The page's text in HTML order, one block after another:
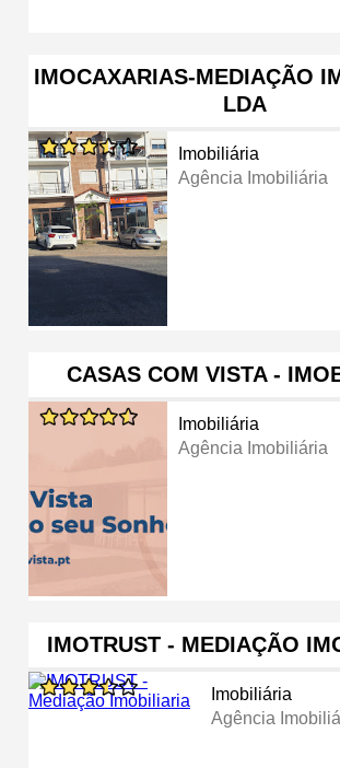
IMOCAXARIAS-MEDIAÇÃO
LDA
Imobiliária
Agência Imobiliária
CASAS COM VISTA -
Imobiliária
Agência Imobiliária
IMOTRUST - MEDIAÇÃO
Imobiliária
Agência